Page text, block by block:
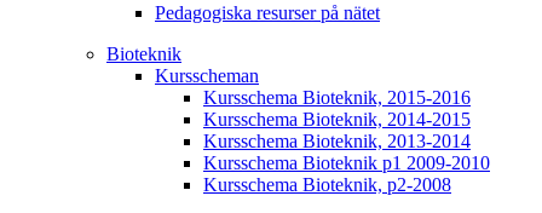
Pedagogiska resurser på nätet
Bioteknik
Kursscheman
Kursschema Bioteknik, 2015-2016
Kursschema Bioteknik, 2014-2015
Kursschema Bioteknik, 2013-2014
Kursschema Bioteknik p1 2009-2010
Kursschema Bioteknik, p2-2008